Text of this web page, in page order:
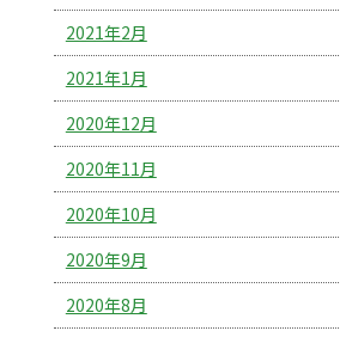
2021年2月
2021年1月
2020年12月
2020年11月
2020年10月
2020年9月
2020年8月